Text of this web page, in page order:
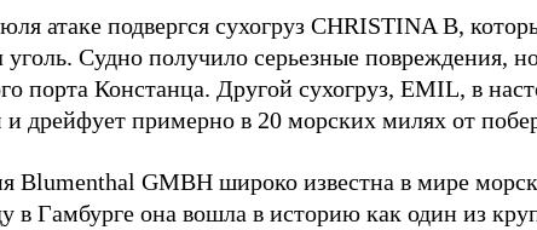
атаке подвергся сухогруз CHRISTINA B,
уголь. Судно получило серьезные повреждения,
порта Констанца. Другой сухогруз, EMIL, в
дрейфует примерно в 20 морских милях от
Blumenthal GMBH широко известна в мире
в Гамбурге она вошла в историю как один из